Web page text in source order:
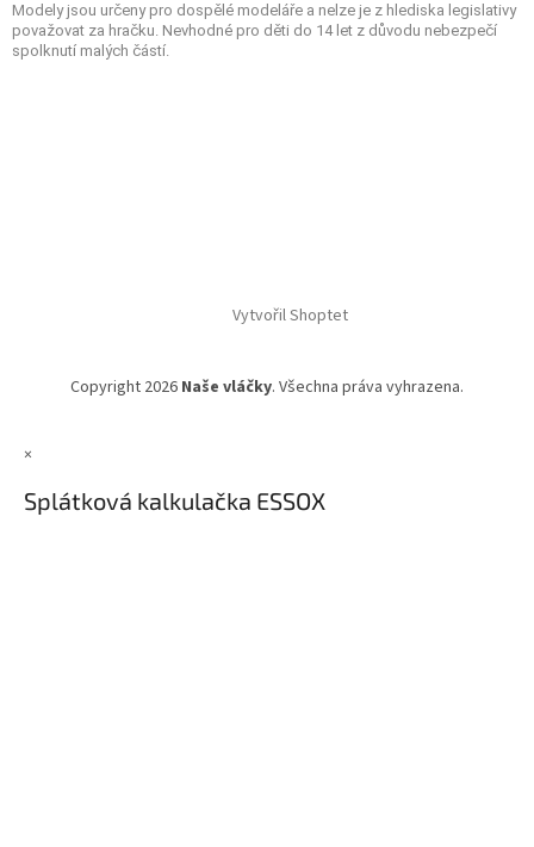
Modely jsou určeny pro dospělé modeláře a nelze je z hlediska legislativy
považovat za hračku. Nevhodné pro děti do 14 let z důvodu nebezpečí
spolknutí malých částí.
Vytvořil Shoptet
Copyright 2026 Naše vláčky. Všechna práva vyhrazena.
×
Splátková kalkulačka ESSOX